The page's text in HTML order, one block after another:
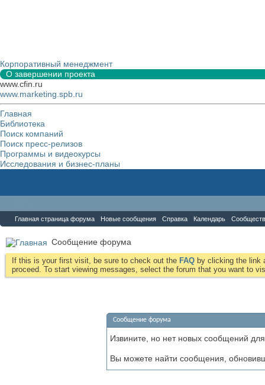
Корпоративный менеджмент
О завершении проекта
www.cfin.ru
www.marketing.spb.ru
Главная
Библиотека
Поиск компаний
Поиск пресс-релизов
Программы и видеокурсы
Исследования и бизнес-планы
Главная страница форума Новые сообщения Справка Календарь
Сообщение форума
If this is your first visit, be sure to check out the FAQ by clicking the link
proceed. To start viewing messages, select the forum that you want to
Сообщение форума
Извините, но нет новых сообщений
Вы можете найти сообщения,